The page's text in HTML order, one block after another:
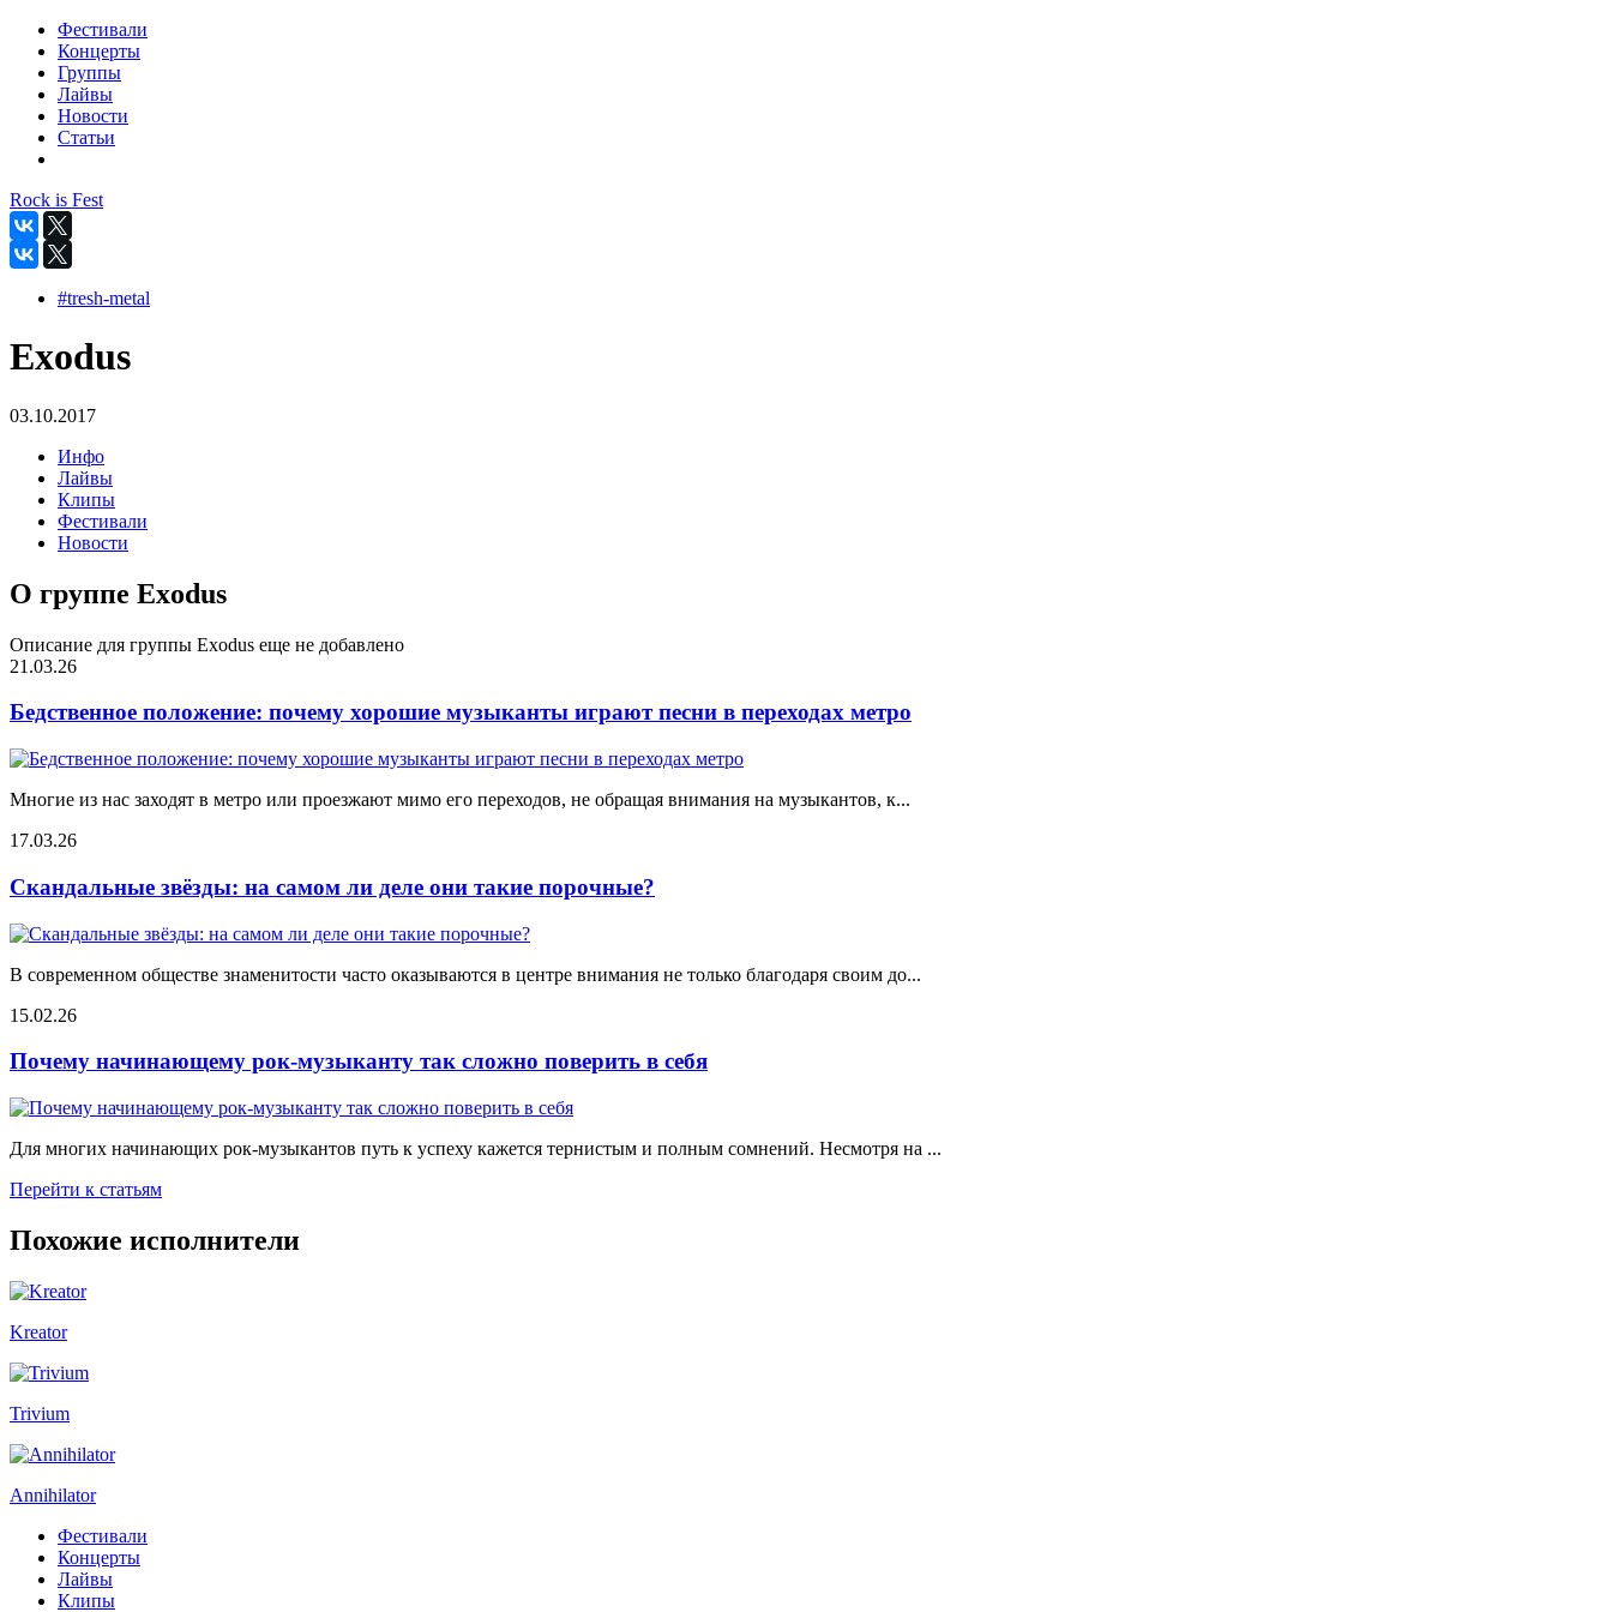
Фестивали
Концерты
Группы
Лайвы
Новости
Статьи
Rock is Fest
#tresh-metal
Exodus
03.10.2017
Инфо
Лайвы
Клипы
Фестивали
Новости
О группе Exodus
Описание для группы Exodus еще не добавлено
21.03.26
Бедственное положение: почему хорошие музыканты играют песни в переходах метро
Многие из нас заходят в метро или проезжают мимо его переходов, не обращая внимания на музыкантов, к...
17.03.26
Скандальные звёзды: на самом ли деле они такие порочные?
В современном обществе знаменитости часто оказываются в центре внимания не только благодаря своим до...
15.02.26
Почему начинающему рок-музыканту так сложно поверить в себя
Для многих начинающих рок-музыкантов путь к успеху кажется тернистым и полным сомнений. Несмотря на ...
Перейти к статьям
Похожие исполнители
Kreator
Trivium
Annihilator
Фестивали
Концерты
Лайвы
Клипы